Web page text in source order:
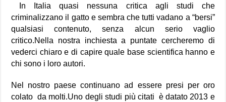
In Italia quasi nessuna critica agli studi che
criminalizzano il gatto e sembra che tutti vadano a “bersi”
qualsiasi contenuto, senza alcun serio vaglio
critico.Nella nostra inchiesta a puntate cercheremo di
vederci chiaro e di capire quale base scientifica hanno e
chi sono i loro autori.
Nel nostro paese continuano ad essere presi per oro
colato da molti.Uno degli studi più citati è datato 2013 e